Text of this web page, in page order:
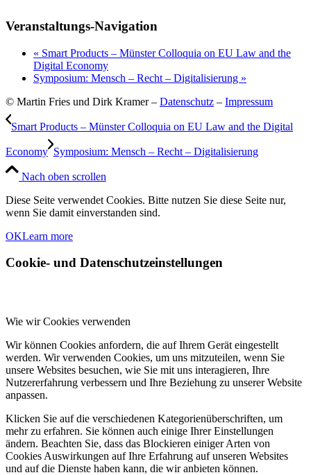
Veranstaltungs-Navigation
« Smart Products – Münster Colloquia on EU Law and the
Digital Economy
Symposium: Mensch – Recht – Digitalisierung »
© Martin Fries und Dirk Kramer – Datenschutz – Impressum
Smart Products – Münster Colloquia on EU Law and the Digital
Economy Symposium: Mensch – Recht – Digitalisierung
Nach oben scrollen
Diese Seite verwendet Cookies. Bitte nutzen Sie diese Seite nur,
wenn Sie damit einverstanden sind.
OKLearn more
Cookie- und Datenschutzeinstellungen
Wie wir Cookies verwenden
Wir können Cookies anfordern, die auf Ihrem Gerät eingestellt
werden. Wir verwenden Cookies, um uns mitzuteilen, wenn Sie
unsere Websites besuchen, wie Sie mit uns interagieren, Ihre
Nutzererfahrung verbessern und Ihre Beziehung zu unserer Website
anpassen.
Klicken Sie auf die verschiedenen Kategorienüberschriften, um
mehr zu erfahren. Sie können auch einige Ihrer Einstellungen
ändern. Beachten Sie, dass das Blockieren einiger Arten von
Cookies Auswirkungen auf Ihre Erfahrung auf unseren Websites
und auf die Dienste haben kann, die wir anbieten können.